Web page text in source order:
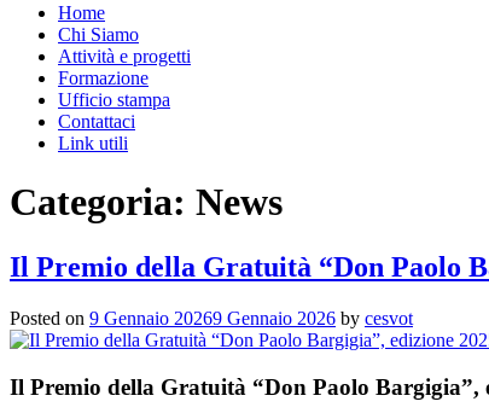
Home
Chi Siamo
Attività e progetti
Formazione
Ufficio stampa
Contattaci
Link utili
Categoria: News
Il Premio della Gratuità “Don Paolo
Posted on 9 Gennaio 20269 Gennaio 2026 by cesvot
Il Premio della Gratuità “Don Paolo Bargigia”,